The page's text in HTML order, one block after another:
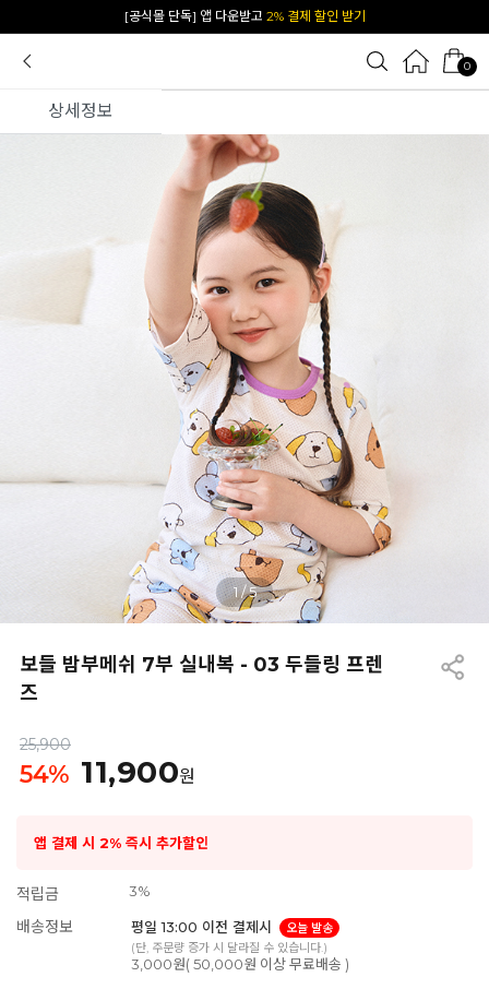
카카오 플친 추가하면1천원 즉시 할인 쿠폰
0
상세정보
1/5
보들 밤부메쉬 7부 실내복 - 03 두들링 프렌
즈
25,900
54% 11,900원
앱 결제 시 2% 즉시 추가할인
적립금 3%
배송정보 평일 13:00 이전 결제시
오늘 발송
(단, 주문량 증가 시 달라질 수 있습니다.)
3,000원( 50,000원 이상 무료배송 )